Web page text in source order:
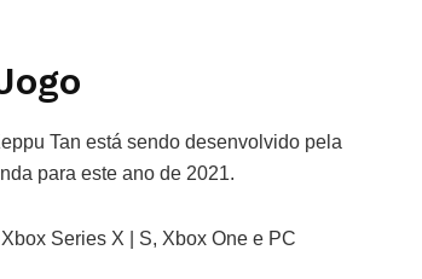
Tan está sendo desenvolvido pela
para este ano de 2021.
Series X | S, Xbox One e PC